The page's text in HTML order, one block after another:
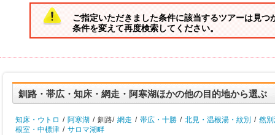
ご指定いただきました条件に該当するツアーは見つ
条件を変えて再度検索してください。
釧路・帯広・知床・網走・阿寒湖ほかの他の目的地から選ぶ
知床・ウトロ / 阿寒湖 / 釧路/ 網走 / 帯広・十勝 / 北見・温根湯・紋別 / 然
根室・中標津 / サロマ湖畔